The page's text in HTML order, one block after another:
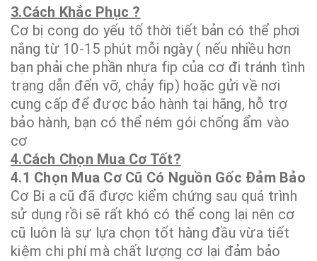
3.Cách Khắc Phục ?
Cơ bị cong do yếu tố thời tiết bản có thể phơi
nắng từ 10-15 phút mỗi ngày ( nếu nhiều hơn
bạn phải che phần nhựa fip của cơ đi tránh tình
trạng dẫn đến vỡ, chảy fip) hoặc gửi về nơi
cung cấp để được bảo hành tại hãng, hỗ trợ
bảo hành, bạn có thể ném gói chống ẩm vào
cơ
4.Cách Chọn Mua Cơ Tốt?
4.1 Chọn Mua Cơ Cũ Có Nguồn Gốc Đảm Bảo
Cơ Bi a cũ đã được kiểm chứng sau quá trình
sử dụng rồi sẽ rất khó có thể cong lại nên cơ
cũ luôn là sự lựa chọn tốt hàng đầu vừa tiết
kiệm chi phí mà chất lượng cơ lại đảm bảo